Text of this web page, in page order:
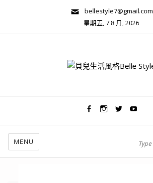
bellestyle7@gmail.com
星期五, 7 8 月, 2026
MENU